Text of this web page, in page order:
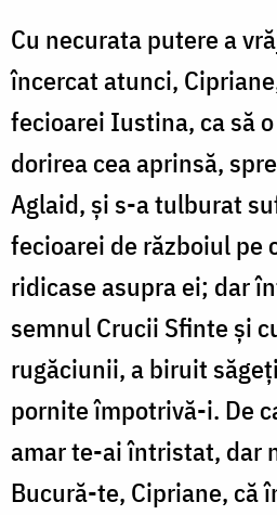
Cu necurata putere a
încercat atunci,
fecioarei Iustina, ca să
dorirea cea aprinsă,
Aglaid, și s-a tulburat
fecioarei de războiul pe
ridicase asupra ei; dar
semnul Crucii Sfinte și
rugăciunii, a biruit
pornite împotrivă-i. De
amar te-ai întristat, dar
Bucură-te, Cipriane, că